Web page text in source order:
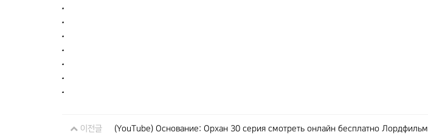
.
.
.
.
.
.
.
이전글 (YouTube) Основание: Орхан 30 серия смотреть онлайн бесплатно Лордфильм